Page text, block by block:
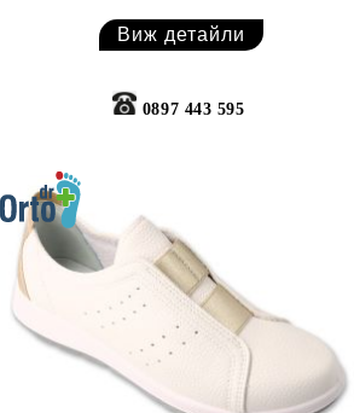
Виж детайли
0897 443 595